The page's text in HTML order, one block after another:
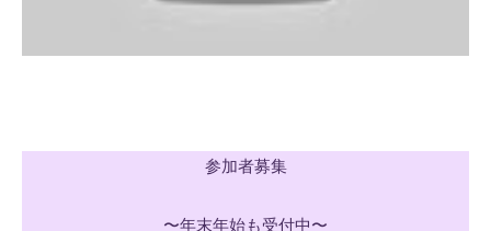
参加者募集
〜年末年始も受付中〜